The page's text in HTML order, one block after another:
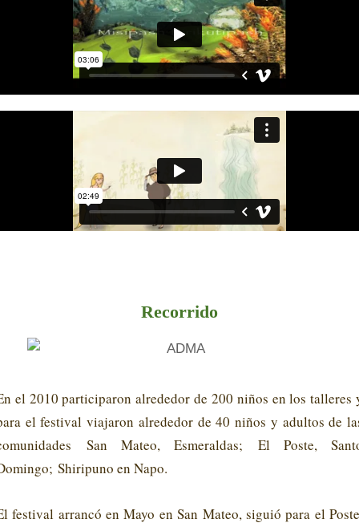
Recorrido
el 2010 participaron alrededor de 200 niños en los talleres
el festival viajaron alrededor de 40 niños y adultos de
San Mateo, Esmeraldas; El Poste,
Shiripuno en Napo.
festival arrancó en Mayo en San Mateo, siguió para el